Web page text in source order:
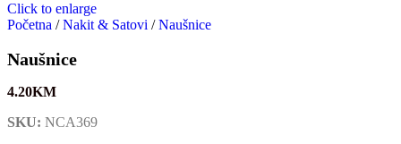
Click to enlarge
Početna / Nakit & Satovi / Naušnice
Naušnice
4.20KM
SKU: NCA369